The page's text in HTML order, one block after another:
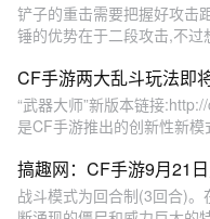
铲子的重击需要把握好攻击
锤的优势在于二段攻击,不
CF手游两大乱斗玩法即
“武器大师”新版本链接
是CF手游推出的创新性新
搞趣网：CF手游9月21
战斗模式为回合制(3回合)